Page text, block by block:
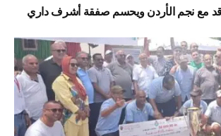
مع نجم الأردن ويحسم صفقة أشرف داري